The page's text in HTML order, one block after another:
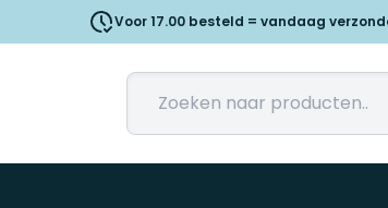
Voor 17.00 besteld = vandaag